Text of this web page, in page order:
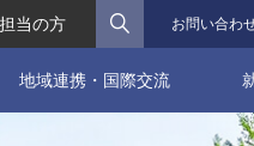
お問い合わ
当の方
地域連携・国際交流